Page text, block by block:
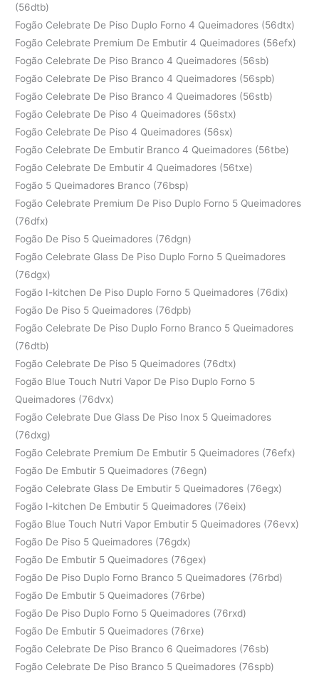
(56dtb)
Fogão Celebrate De Piso Duplo Forno 4 Queimadores (56dtx)
Fogão Celebrate Premium De Embutir 4 Queimadores (56efx)
Fogão Celebrate De Piso Branco 4 Queimadores (56sb)
Fogão Celebrate De Piso Branco 4 Queimadores (56spb)
Fogão Celebrate De Piso Branco 4 Queimadores (56stb)
Fogão Celebrate De Piso 4 Queimadores (56stx)
Fogão Celebrate De Piso 4 Queimadores (56sx)
Fogão Celebrate De Embutir Branco 4 Queimadores (56tbe)
Fogão Celebrate De Embutir 4 Queimadores (56txe)
Fogão 5 Queimadores Branco (76bsp)
Fogão Celebrate Premium De Piso Duplo Forno 5 Queimadores
(76dfx)
Fogão De Piso 5 Queimadores (76dgn)
Fogão Celebrate Glass De Piso Duplo Forno 5 Queimadores
(76dgx)
Fogão I-kitchen De Piso Duplo Forno 5 Queimadores (76dix)
Fogão De Piso 5 Queimadores (76dpb)
Fogão Celebrate De Piso Duplo Forno Branco 5 Queimadores
(76dtb)
Fogão Celebrate De Piso 5 Queimadores (76dtx)
Fogão Blue Touch Nutri Vapor De Piso Duplo Forno 5
Queimadores (76dvx)
Fogão Celebrate Due Glass De Piso Inox 5 Queimadores
(76dxg)
Fogão Celebrate Premium De Embutir 5 Queimadores (76efx)
Fogão De Embutir 5 Queimadores (76egn)
Fogão Celebrate Glass De Embutir 5 Queimadores (76egx)
Fogão I-kitchen De Embutir 5 Queimadores (76eix)
Fogão Blue Touch Nutri Vapor Embutir 5 Queimadores (76evx)
Fogão De Piso 5 Queimadores (76gdx)
Fogão De Embutir 5 Queimadores (76gex)
Fogão De Piso Duplo Forno Branco 5 Queimadores (76rbd)
Fogão De Embutir 5 Queimadores (76rbe)
Fogão De Piso Duplo Forno 5 Queimadores (76rxd)
Fogão De Embutir 5 Queimadores (76rxe)
Fogão Celebrate De Piso Branco 6 Queimadores (76sb)
Fogão Celebrate De Piso Branco 5 Queimadores (76spb)